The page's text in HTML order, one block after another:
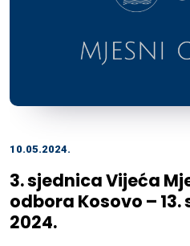
10.05.2024.
3. sjednica Vijeća
odbora Kosovo – 13.
2024.